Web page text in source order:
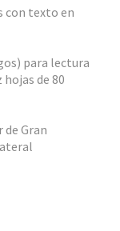
con texto en
para lectura
de 80
Gran